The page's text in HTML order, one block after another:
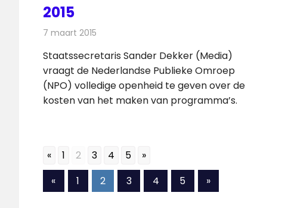
2015
7 maart 2015
Staatssecretaris Sander Dekker (Media)
vraagt de Nederlandse Publieke Omroep
(NPO) volledige openheid te geven over de
kosten van het maken van programma’s.
« 1 2 3 4 5 »
Berichten
«Vorige
berichten
1 2 3 4 5
Volgende
berichten
»